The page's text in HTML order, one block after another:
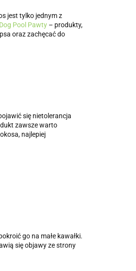
jest tylko jednym z
Pool Pawty– produkty,
oraz zachęcać do
się nietolerancja
zawsze warto
najlepiej
go na małe kawałki.
się objawy ze strony